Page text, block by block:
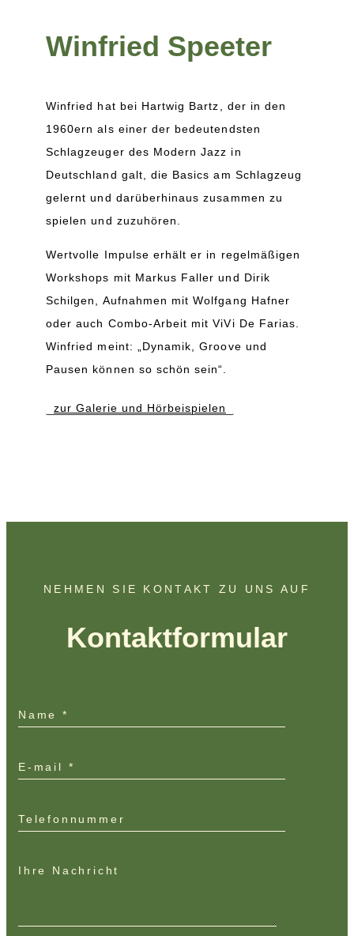
Winfried Speeter
Winfried hat bei Hartwig Bartz, der in den
1960ern als einer der bedeutendsten
Schlagzeuger des Modern Jazz in
Deutschland galt, die Basics am Schlagzeug
gelernt und darüberhinaus zusammen zu
spielen und zuzuhören.
Wertvolle Impulse erhält er in regelmäßigen
Workshops mit Markus Faller und Dirik
Schilgen, Aufnahmen mit Wolfgang Hafner
oder auch Combo-Arbeit mit ViVi De Farias.
Winfried meint: „Dynamik, Groove und
Pausen können so schön sein“.
zur Galerie und Hörbeispielen
NEHMEN SIE KONTAKT ZU UNS AUF
Kontaktformular